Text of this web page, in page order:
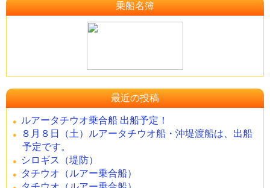
乗船名簿
最近の投稿
ルアータチウオ乗合船 出船予定！
８月８日（土）ルアータチウオ船・沖堤渡船は、出船
予定です。
シロギス（堤防）
タチウオ（ルアー乗合船）